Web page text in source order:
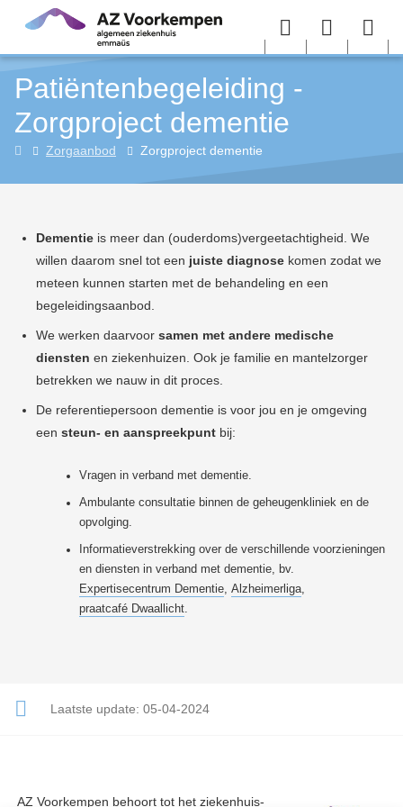
Overslaan en naar de inhoud gaan
Menu User
Patiëntenbegeleiding -
Zorgproject dementie
Patiëntenbegeleiding
Zorgaanbod Zorgproject dementie
Dementie is meer dan (ouderdoms)vergeetachtigheid. We
willen daarom snel tot een juiste diagnose komen zodat we
meteen kunnen starten met de behandeling en een
begeleidingsaanbod.
We werken daarvoor samen met andere medische
diensten en ziekenhuizen. Ook je familie en mantelzorger
betrekken we nauw in dit proces.
De referentiepersoon dementie is voor jou en je omgeving
een steun- en aanspreekpunt bij:
Vragen in verband met dementie.
Ambulante consultatie binnen de geheugenkliniek en de
opvolging.
Informatieverstrekking over de verschillende voorzieningen
en diensten in verband met dementie, bv.
Expertisecentrum Dementie, Alzheimerliga,
praatcafé Dwaallicht.
Laatste update: 05-04-2024
AZ Voorkempen behoort tot het ziekenhuis-